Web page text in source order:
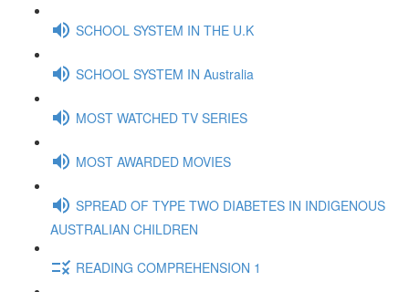
SCHOOL SYSTEM IN THE U.K
SCHOOL SYSTEM IN Australia
MOST WATCHED TV SERIES
MOST AWARDED MOVIES
SPREAD OF TYPE TWO DIABETES IN INDIGENOUS
AUSTRALIAN CHILDREN
READING COMPREHENSION 1